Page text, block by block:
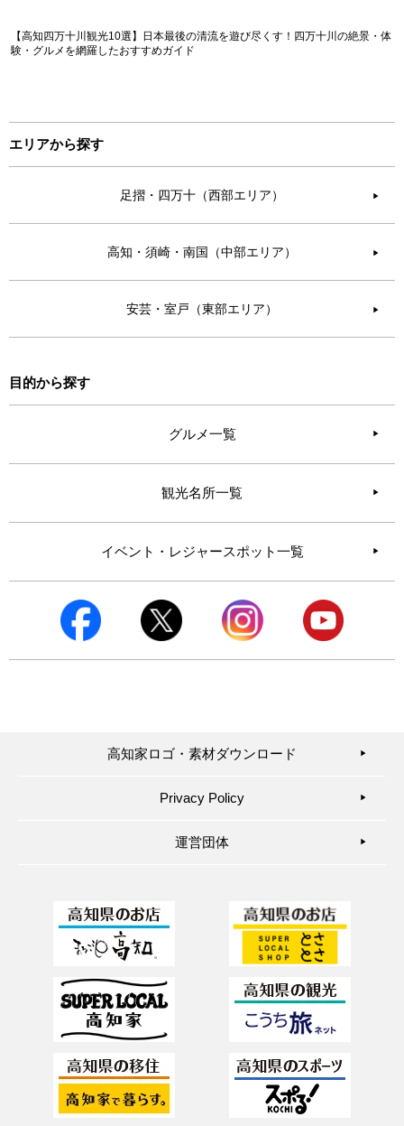
【高知四万十川観光10選】日本最後の清流を遊び尽くす！四万十川の絶景・体
験・グルメを網羅したおすすめガイド
エリアから探す
足摺・四万十（西部エリア） ▶︎
高知・須崎・南国（中部エリア） ▶︎
安芸・室戸（東部エリア） ▶︎
目的から探す
グルメ一覧
観光名所一覧
イベント・レジャースポット一覧
高知家ロゴ・素材ダウンロード ▶︎
Privacy Policy ▶︎
運営団体 ▶︎